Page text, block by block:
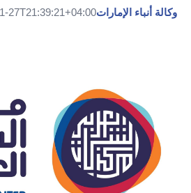
وكالة أنباء الإمارات27T21:39:21+04:00